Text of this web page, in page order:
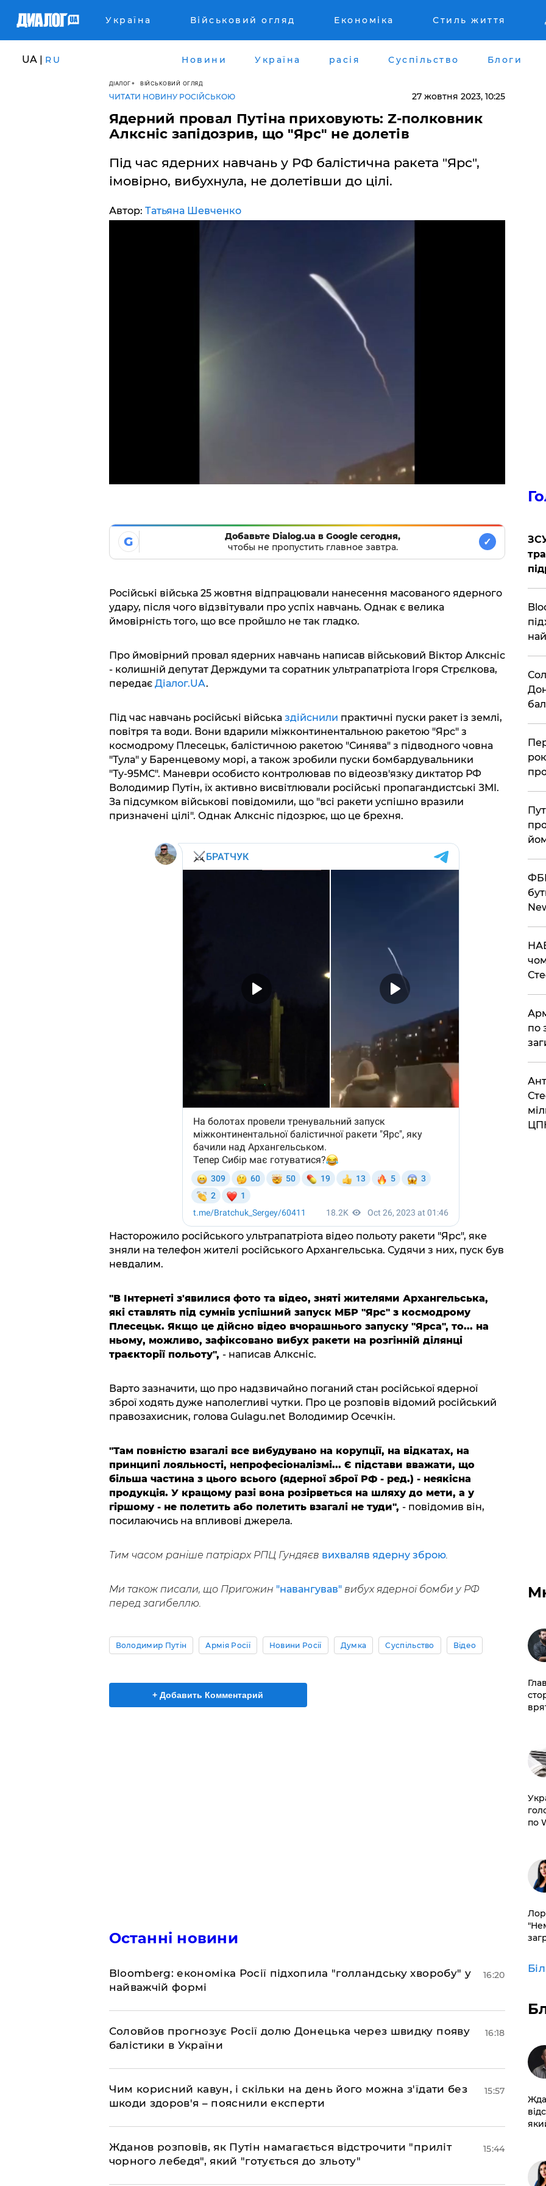
Україна Військовий огляд Економіка Стиль життя
UA | RU Новини Україна расія Суспільство Блоги
ДІАЛОГ ВІЙСЬКОВИЙ ОГЛЯД
ЧИТАТИ НОВИНУ РОСІЙСЬКОЮ 27 жовтня 2023, 10:25
Ядерний провал Путіна приховують: Z-полковник
Алксніс запідозрив, що "Ярс" не долетів
Під час ядерних навчань у РФ балістична ракета "Ярс",
імовірно, вибухнула, не долетівши до цілі.
Автор: Татьяна Шевченко
G
Добавьте Dialog.ua в Google сегодня,
чтобы не пропустить главное завтра.
✓
Російські війська 25 жовтня відпрацювали нанесення масованого ядерного
удару, після чого відзвітували про успіх навчань. Однак є велика
ймовірність того, що все пройшло не так гладко.
Про ймовірний провал ядерних навчань написав військовий Віктор Алксніс
- колишній депутат Держдуми та соратник ультрапатріота Ігоря Стрєлкова,
передаєДіалог.UA.
Під час навчань російські війська здійснили практичні пуски ракет із землі,
повітря та води. Вони вдарили міжконтинентальною ракетою "Ярс" з
космодрому Плесецьк, балістичною ракетою "Синява" з підводного човна
"Тула" у Баренцевому морі, а також зробили пуски бомбардувальники
"Ту-95МС". Маневри особисто контролював по відеозв'язку диктатор РФ
Володимир Путін, їх активно висвітлювали російські пропагандистські ЗМІ.
За підсумком військові повідомили, що "всі ракети успішно вразили
призначені цілі". Однак Алксніс підозрює, що це брехня.
Насторожило російського ультрапатріота відео польоту ракети "Ярс", яке
зняли на телефон жителі російського Архангельська. Судячи з них, пуск був
невдалим.
"В Інтернеті з'явилися фото та відео, зняті жителями Архангельська,
які ставлять під сумнів успішний запуск МБР "Ярс" з космодрому
Плесецьк. Якщо це дійсно відео вчорашнього запуску "Ярса", то... на
ньому, можливо, зафіксовано вибух ракети на розгінній ділянці
траєкторії польоту", - написав Алксніс.
Варто зазначити, що про надзвичайно поганий стан російської ядерної
зброї ходять дуже наполегливі чутки. Про це розповів відомий російський
правозахисник, голова Gulagu.net Володимир Осечкін.
"Там повністю взагалі все вибудувано на корупції, на відкатах, на
принципі лояльності, непрофесіоналізмі... Є підстави вважати, що
більша частина з цього всього (ядерної зброї РФ - ред.) - неякісна
продукція. У кращому разі вона розірветься на шляху до мети, а у
гіршому - не полетить або полетить взагалі не туди", - повідомив він,
посилаючись на впливові джерела.
Тим часом раніше патріарх РПЦ Гундяєв вихваляв ядерну зброю.
Ми також писали, що Пригожин "навангував"вибух ядерної бомби у РФ
перед загибеллю.
Володимир Путін Армія Росії Новини Росії Думка Суспільство Відео
+ Добавить Комментарий
Останні новини
Bloomberg: економіка Росії підхопила "голландську хворобу" у
найважчій формі
16:20
Соловйов прогнозує Росії долю Донецька через швидку появу
балістики в України
16:18
Чим корисний кавун, і скільки на день його можна з'їдати без
шкоди здоров'я – пояснили експерти
15:57
Жданов розповів, як Путін намагається відстрочити "приліт
чорного лебедя", який "готується до зльоту"
15:44
по
по